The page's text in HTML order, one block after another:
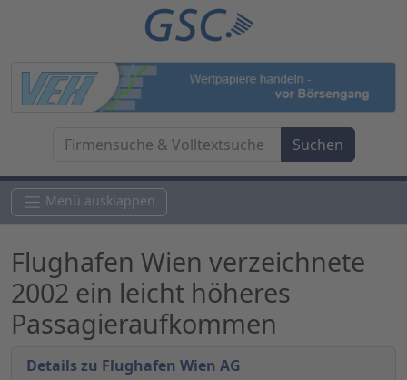
Menü ausklappen
Flughafen Wien verzeichnete
2002 ein leicht höheres
Passagieraufkommen
Details zu Flughafen Wien AG